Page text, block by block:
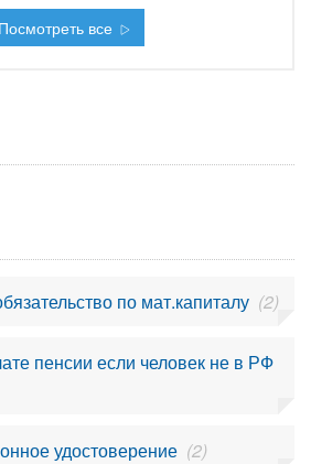
Посмотреть все
по мат.капиталу (2)
пенсии если человек не в РФ
удостоверение (2)